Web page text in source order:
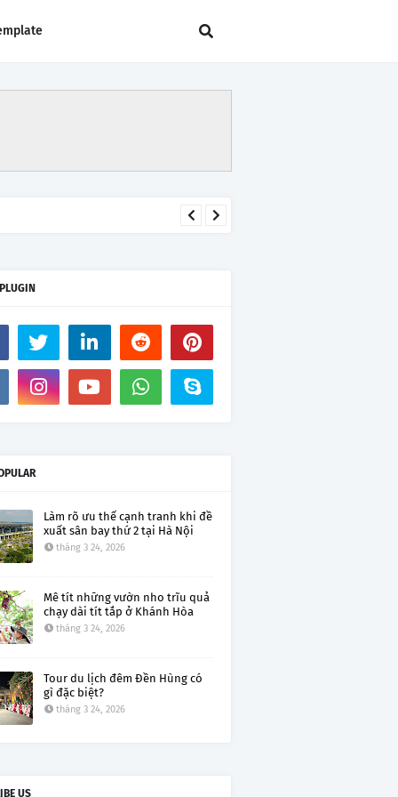
Làm rõ ưu thế cạnh tranh khi đề
xuất sân bay thứ 2 tại Hà Nội
tháng 3 24, 2026
Mê tít những vườn nho trĩu quả
chạy dài tít tắp ở Khánh Hòa
tháng 3 24, 2026
Tour du lịch đêm Đền Hùng có
gì đặc biệt?
tháng 3 24, 2026
US